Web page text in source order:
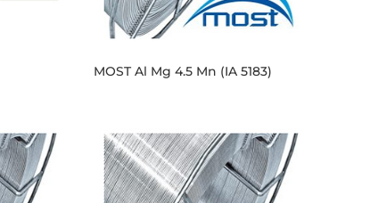
MOST Al Mg 4.5 Mn (IA 5183)